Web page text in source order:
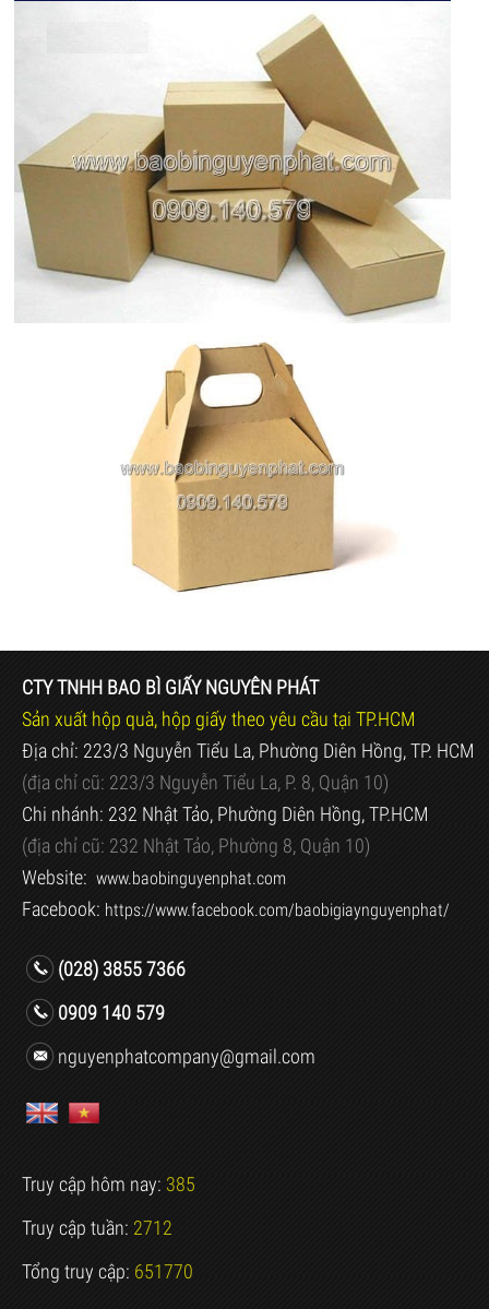
CTY TNHH BAO BÌ GIẤY NGUYÊN PHÁT
Sản xuất hộp quà, hộp giấy theo yêu cầu tại TP.HCM
Địa chỉ: 223/3 Nguyễn Tiểu La, Phường Diên Hồng, TP. HCM
(địa chỉ cũ: 223/3 Nguyễn Tiểu La, P. 8, Quận 10)
Chi nhánh: 232 Nhật Tảo, Phường Diên Hồng, TP.HCM
(địa chỉ cũ: 232 Nhật Tảo, Phường 8, Quận 10)
Website: www.baobinguyenphat.com
Facebook: https://www.facebook.com/baobigiaynguyenphat/
(028) 3855 7366
0909 140 579
nguyenphatcompany@gmail.com
Truy cập hôm nay: 385
Truy cập tuần: 2712
Tổng truy cập: 651770